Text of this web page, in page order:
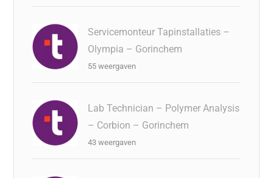
Servicemonteur Tapinstallaties –
Olympia – Gorinchem
55 weergaven
Lab Technician – Polymer Analysis
– Corbion – Gorinchem
43 weergaven